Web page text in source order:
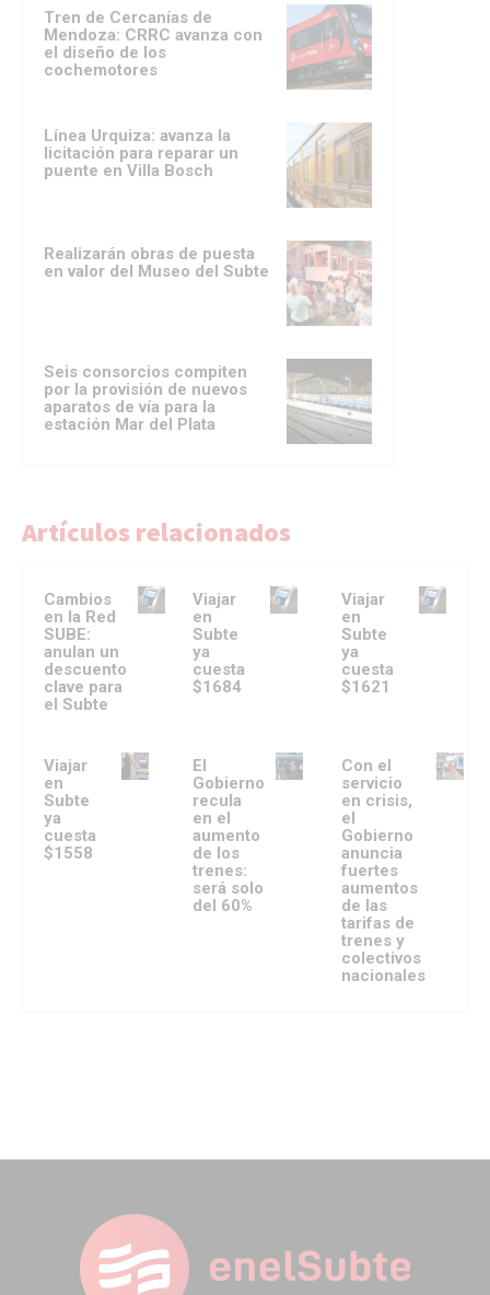
Tren de Cercanías de
Mendoza: CRRC avanza con
el diseño de los
cochemotores
Línea Urquiza: avanza la
licitación para reparar un
puente en Villa Bosch
Realizarán obras de puesta
en valor del Museo del Subte
Seis consorcios compiten
por la provisión de nuevos
aparatos de vía para la
estación Mar del Plata
Artículos relacionados
Cambios
en la Red
SUBE:
anulan un
descuento
clave para
el Subte
Viajar
en
Subte
ya
cuesta
$1684
Viajar
en
Subte
ya
cuesta
$1621
Viajar
en
Subte
ya
cuesta
$1558
El
Gobierno
recula
en el
aumento
de los
trenes:
será solo
del 60%
Con el
servicio
en crisis,
el
Gobierno
anuncia
fuertes
aumentos
de las
tarifas de
trenes y
colectivos
nacionales